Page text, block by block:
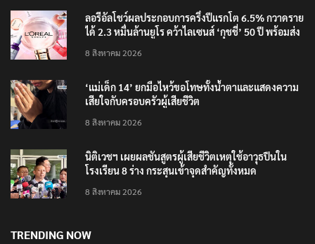
ลอรีอัลโชว์ผลประกอบการครึ่งปีแรกโต 6.5% กวาดราย
ได้ 2.3 หมื่นล้านยูโร คว้าไลเซนส์ ‘กุชชี่’ 50 ปี พร้อมส่ง
8 สิงหาคม 2026
‘แม่เด็ก 14’ ยกมือไหว้ขอโทษทั้งน้ำตาและแสดงความ
เสียใจกับครอบครัวผู้เสียชีวิต
8 สิงหาคม 2026
นิติเวชฯ เผยผลชันสูตรผู้เสียชีวิตเหตุใช้อาวุธปืนใน
โรงเรียน 8 ร่าง กระสุนเข้าจุดสำคัญทั้งหมด
8 สิงหาคม 2026
TRENDING NOW